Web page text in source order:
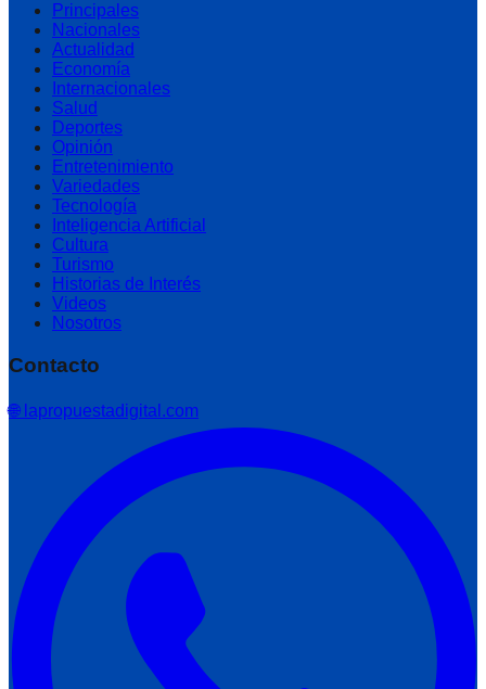
Principales
Nacionales
Actualidad
Economía
Internacionales
Salud
Deportes
Opinión
Entretenimiento
Variedades
Tecnología
Inteligencia Artificial
Cultura
Turismo
Historias de Interés
Videos
Nosotros
Contacto
🌐 lapropuestadigital.com